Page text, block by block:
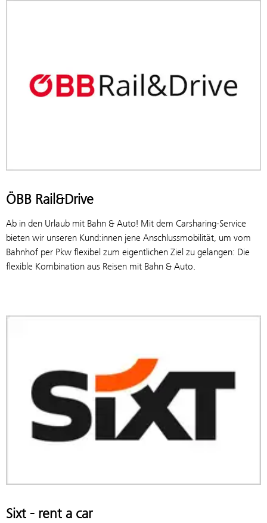
ÖBB Rail&Drive
Ab in den Urlaub mit Bahn & Auto! Mit dem Carsharing-Service
bieten wir unseren Kund:innen jene Anschlussmobilität, um vom
Bahnhof per Pkw flexibel zum eigentlichen Ziel zu gelangen: Die
flexible Kombination aus Reisen mit Bahn & Auto.
Sixt - rent a car